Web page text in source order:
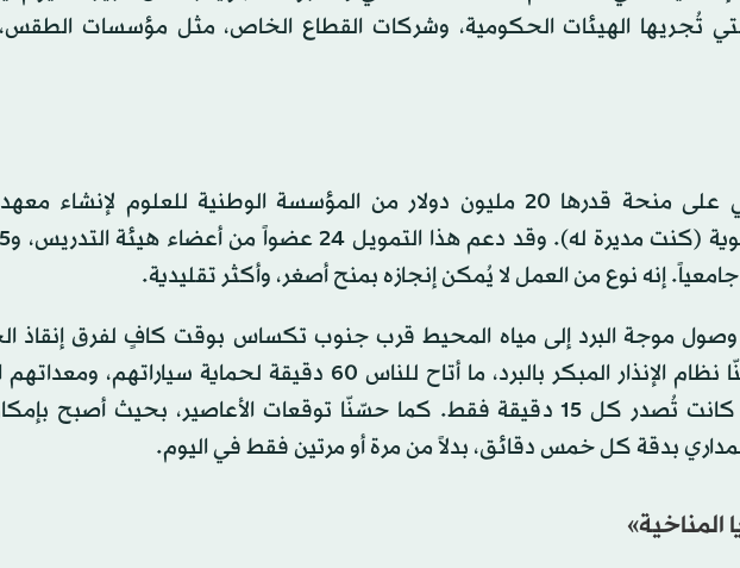
تُجريها الهيئات الحكومية، وشركات القطاع الخاص، مثل مؤسسات
في عام 2019 حصلتُ أنا وزملائي على منحة قدرها 20 مليون دولار من المؤسسة الوطنية للعلوم
وصول موجة البرد إلى مياه المحيط قرب جنوب تكساس بوقت كافٍ لفرق إنقاذ
لإنقاذ السلاحف البحرية. وقد حسّنّا نظام الإنذار المبكر بالبرد، ما أتاح للناس 60 دقيقة لحماية
وطائراتهم، بدلاً من الإنذارات التي كانت تُصدر كل 15 دقيقة فقط. كما حسّنّا توقعات الأعاصير، بحيث أصبح
المداري بدقة كل خمس دقائق، بدلاً من مرة أو مرتين فقط في اليوم.
المناخية»